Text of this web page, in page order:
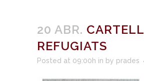
20 ABR. CARTELL
REFUGIATS
Posted at 09:00h in by prades